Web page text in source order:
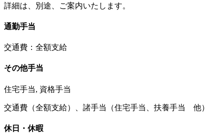
詳細は、別途、ご案内いたします。
通勤手当
交通費：全額支給
その他手当
住宅手当, 資格手当
交通費（全額支給）、諸手当（住宅手当、扶養手当 他）
休日・休暇